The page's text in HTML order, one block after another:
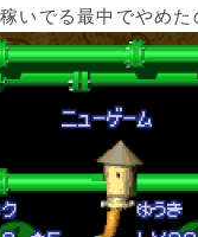
いでる最中でやめた